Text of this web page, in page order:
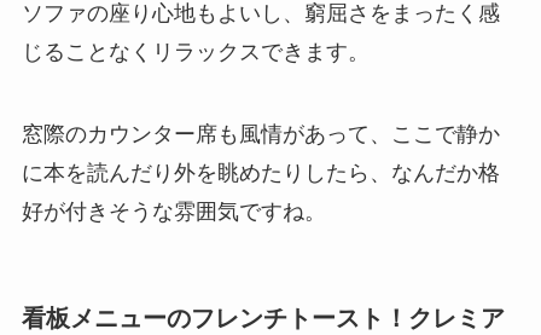
ソファの座り心地もよいし、窮屈さをまったく感
じることなくリラックスできます。
窓際のカウンター席も風情があって、ここで静か
に本を読んだり外を眺めたりしたら、なんだか格
好が付きそうな雰囲気ですね。
看板メニューのフレンチトースト！クレミア